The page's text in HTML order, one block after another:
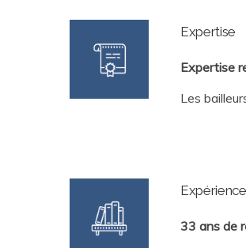
Expertise
Expertise
Les
Expérience
33 ans de